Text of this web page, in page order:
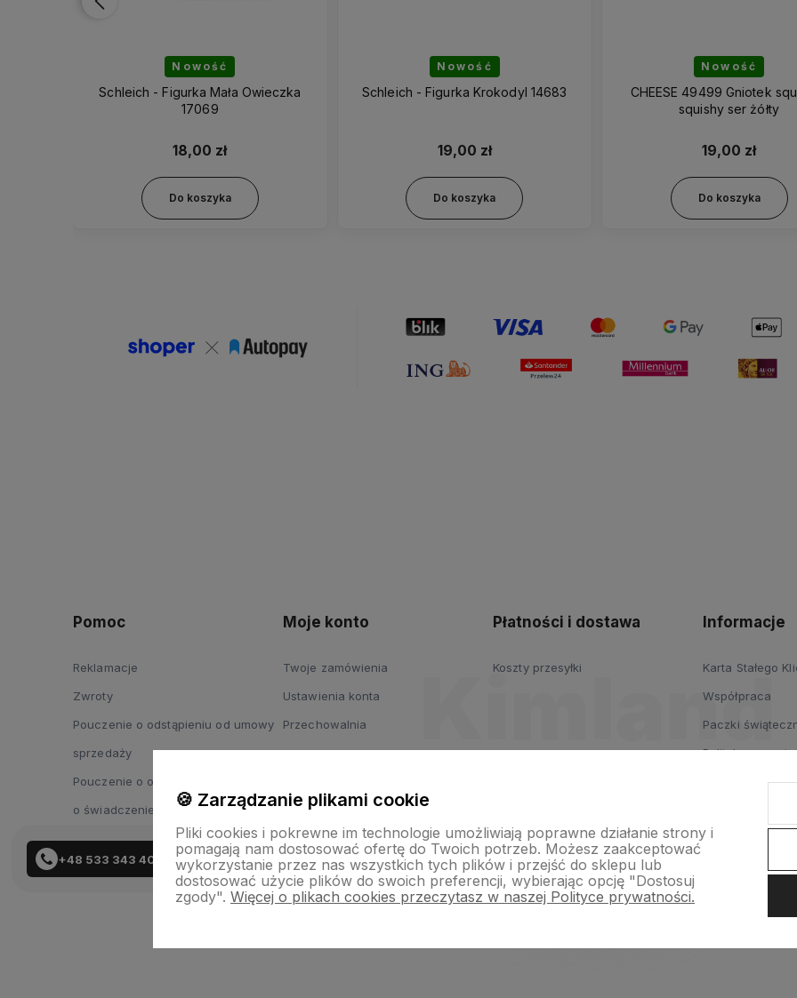
+48 533 343 402
Nowość
Schleich - Figurka Mała Owieczka
17069
18,00 zł
Do koszyka
Nowość
Schleich - Figurka Krokodyl 14683
19,00 zł
Do koszyka
Nowość
CHEESE 49499 Gniotek
squishy ser żółty
19,00 zł
Do koszyka
Pomoc
Reklamacje
Zwroty
Pouczenie o odstąpieniu od umowy
sprzedaży
Pouczenie o odstąpieniu od umowy
o świadczenie usług
Moje konto
Twoje zamówienia
Ustawienia konta
Przechowalnia
Płatności i dostawa
Koszty przesyłki
Informacje
Karta Stałego
Współpraca
Paczki
Polityka
🍪 Zarządzanie plikami cookie
Pliki cookies i pokrewne im technologie umożliwiają poprawne działanie strony i
pomagają nam dostosować ofertę do Twoich potrzeb. Możesz zaakceptować
wykorzystanie przez nas wszystkich tych plików i przejść do sklepu lub
dostosować użycie plików do swoich preferencji, wybierając opcję "Dostosuj
zgody". Więcej o plikach cookies przeczytasz w naszej Polityce prywatności.